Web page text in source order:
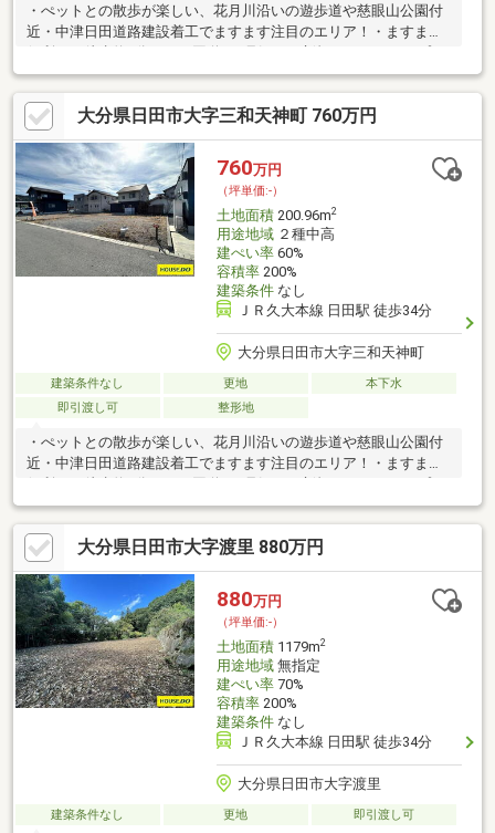
・ぺットとの散歩が楽しい、花月川沿いの遊歩道や慈眼山公園付
近・中津日田道路建設着工でますます注目のエリア！・ますます
便利に！徒歩約6分ほどの国道212号沿いに新規スーパーオープ
ン！※近隣での路上駐車や無断駐車、無断撮影等はご遠慮願いま
す。
大分県日田市大字三和天神町 760万円
760万円
（坪単価:-）
土地面積200.96m2
用途地域２種中高
建ぺい率60%
容積率200%
建築条件なし
ＪＲ久大本線 日田駅 徒歩34分
大分県日田市大字三和天神町
建築条件なし 更地
本下水
即引渡し可
整形地
・ぺットとの散歩が楽しい、花月川沿いの遊歩道や慈眼山公園付
近・中津日田道路建設着工でますます注目のエリア！・ますます
ン！※近隣での路上駐車や無断駐車、無断撮影等はご遠慮願いま
す。
大分県日田市大字渡里 880万円
880万円
（坪単価:-）
土地面積1179m2
用途地域無指定
建ぺい率70%
容積率200%
建築条件なし
ＪＲ久大本線 日田駅 徒歩34分
大分県日田市大字渡里
建築条件なし 更地 即引渡し可